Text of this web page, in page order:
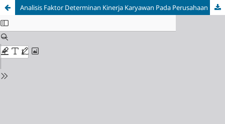
Analisis Faktor Determinan Kinerja Karyawan Pada Perusahaan Perdagangan Berjangka Komoditi Nasional